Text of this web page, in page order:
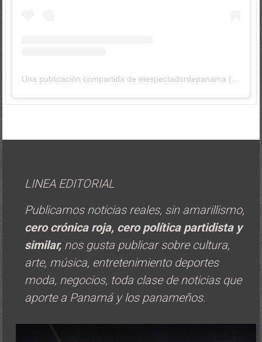
Una publicación compartida de elespectadordepanama (@elespectadordepanama)
LINEA EDITORIAL
Publicamos noticias reales, sin amarillismo,
cero crónica roja, cero política partidista y
similar, nos gusta publicar sobre cultura,
arte, música, entretenimiento deportes
moda, negocios, toda clase de noticias que
aporte a Panamá y los panameños.